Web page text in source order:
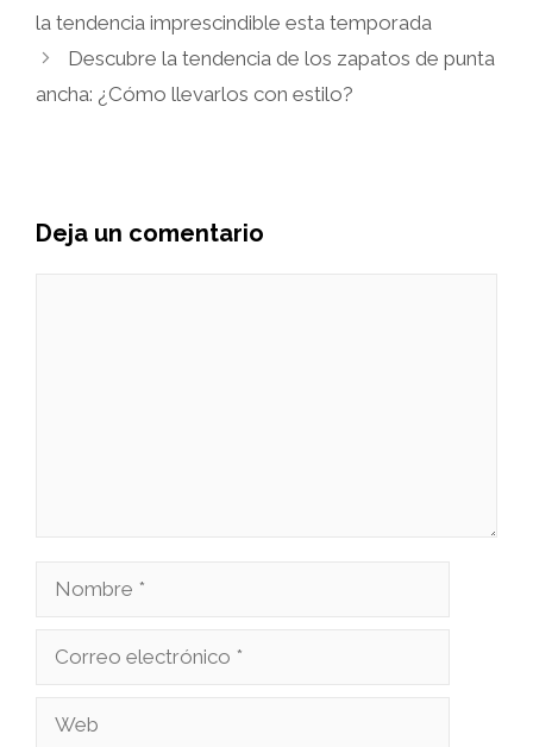
la tendencia imprescindible esta temporada
Descubre la tendencia de los zapatos de punta
ancha: ¿Cómo llevarlos con estilo?
Deja un comentario
Nombre
Correo
Web